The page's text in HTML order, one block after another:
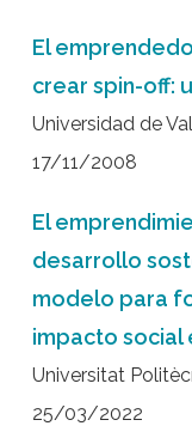
El
crear spin-off:
Universidad de
17/11/2008
El
desarrollo
modelo para
impacto social
Universitat
25/03/2022